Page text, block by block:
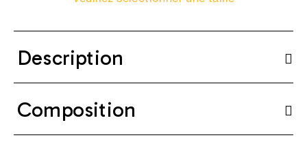
Description
Composition